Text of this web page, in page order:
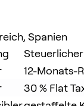
Spanien
12-Monats-
30 % Flat